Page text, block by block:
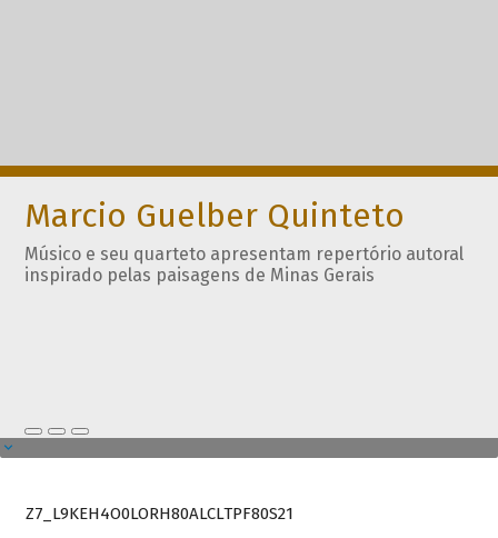
Marcio Guelber Quinteto
Músico e seu quarteto apresentam repertório autoral
inspirado pelas paisagens de Minas Gerais
Z7_L9KEH4O0LORH80ALCLTPF80S21